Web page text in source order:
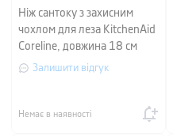
Ніж сантоку з захисним
чохлом для леза KitchenAid
Coreline, довжина 18 см
Залишити відгук
Немає в наявності